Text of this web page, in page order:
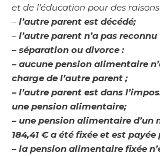
et de l’éducation pour des
– l’autre parent est décédé;
– l’autre parent n’a pas
– séparation ou divorce :
– aucune pension alimentaire
charge de l’autre parent ;
– l’autre parent est dans
une pension alimentaire;
– une pension alimentaire
184,41 € a été fixée et est
– la pension alimentaire fixée